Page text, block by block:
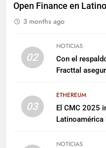
Open Finance en
3 months ago
02
NOTICIAS
Con el
Fracttal
03
ETHEREUM
El CMC 2025
Latinoamérica
NOTICIAS